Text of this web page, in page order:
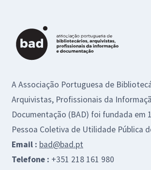
A Associação Portuguesa de
Arquivistas, Profissionais da
Documentação (BAD) foi fundada em
Pessoa Coletiva de Utilidade Pública
Email : bad@bad.pt
Telefone : +351 218 161 980